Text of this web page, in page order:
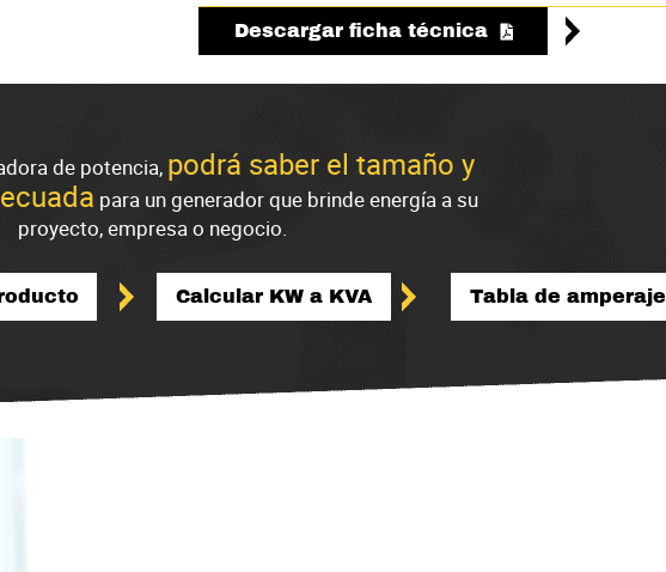
Descargar ficha técnica
de potencia, podrá saber el tamaño y
para un generador que brinde energía a su
proyecto, empresa o negocio.
Calcular KW a KVA Tabla de amperaje